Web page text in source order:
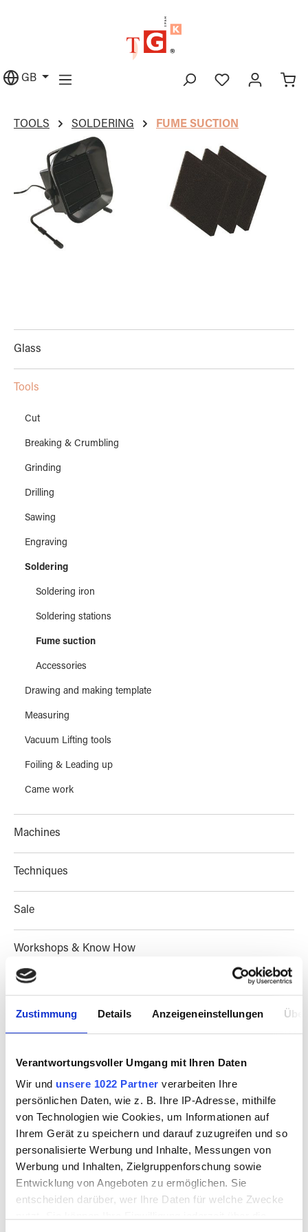
Zustimmung Details Anzeigeneinstellungen
Verantwortungsvoller Umgang mit Ihren Daten
Wir und unsere 1022 Partner verarbeiten Ihre
persönlichen Daten, wie z. B. Ihre IP-Adresse, mithilfe
von Technologien wie Cookies, um Informationen auf
Ihrem Gerät zu speichern und darauf zuzugreifen und so
personalisierte Werbung und Inhalte, Messungen von
Werbung und Inhalten, Zielgruppenforschung sowie
Entwicklung von Angeboten zu ermöglichen. Sie
entscheiden darüber, wer Ihre Daten für welche Zwecke
GB
TOOLS SOLDERING FUME SUCTION
Glass
Tools
Cut
Breaking & Crumbling
Grinding
Drilling
Sawing
Engraving
Soldering
Soldering iron
Soldering stations
Fume suction
Accessories
Drawing and making template
Measuring
Vacuum Lifting tools
Foiling & Leading up
Came work
Machines
Techniques
Sale
Workshops & Know How
Arrange a visit
FILTER PRODUCTS